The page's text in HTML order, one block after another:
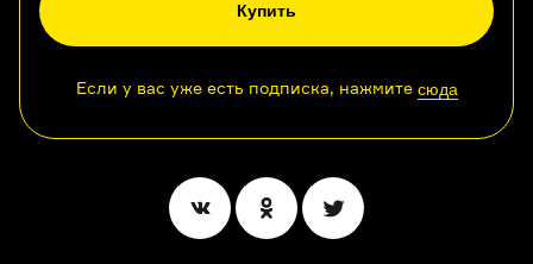
Купить
Если у вас уже есть подписка, нажмите сюда